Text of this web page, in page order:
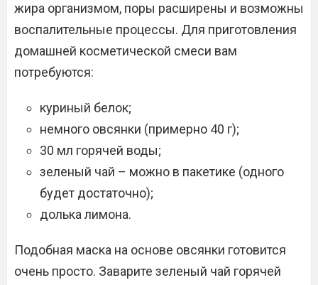
жира организмом, поры расширены и возможны
воспалительные процессы. Для приготовления
домашней косметической смеси вам
потребуются:
куриный белок;
немного овсянки (примерно 40 г);
30 мл горячей воды;
зеленый чай – можно в пакетике (одного
будет достаточно);
долька лимона.
Подобная маска на основе овсянки готовится
очень просто. Заварите зеленый чай горячей